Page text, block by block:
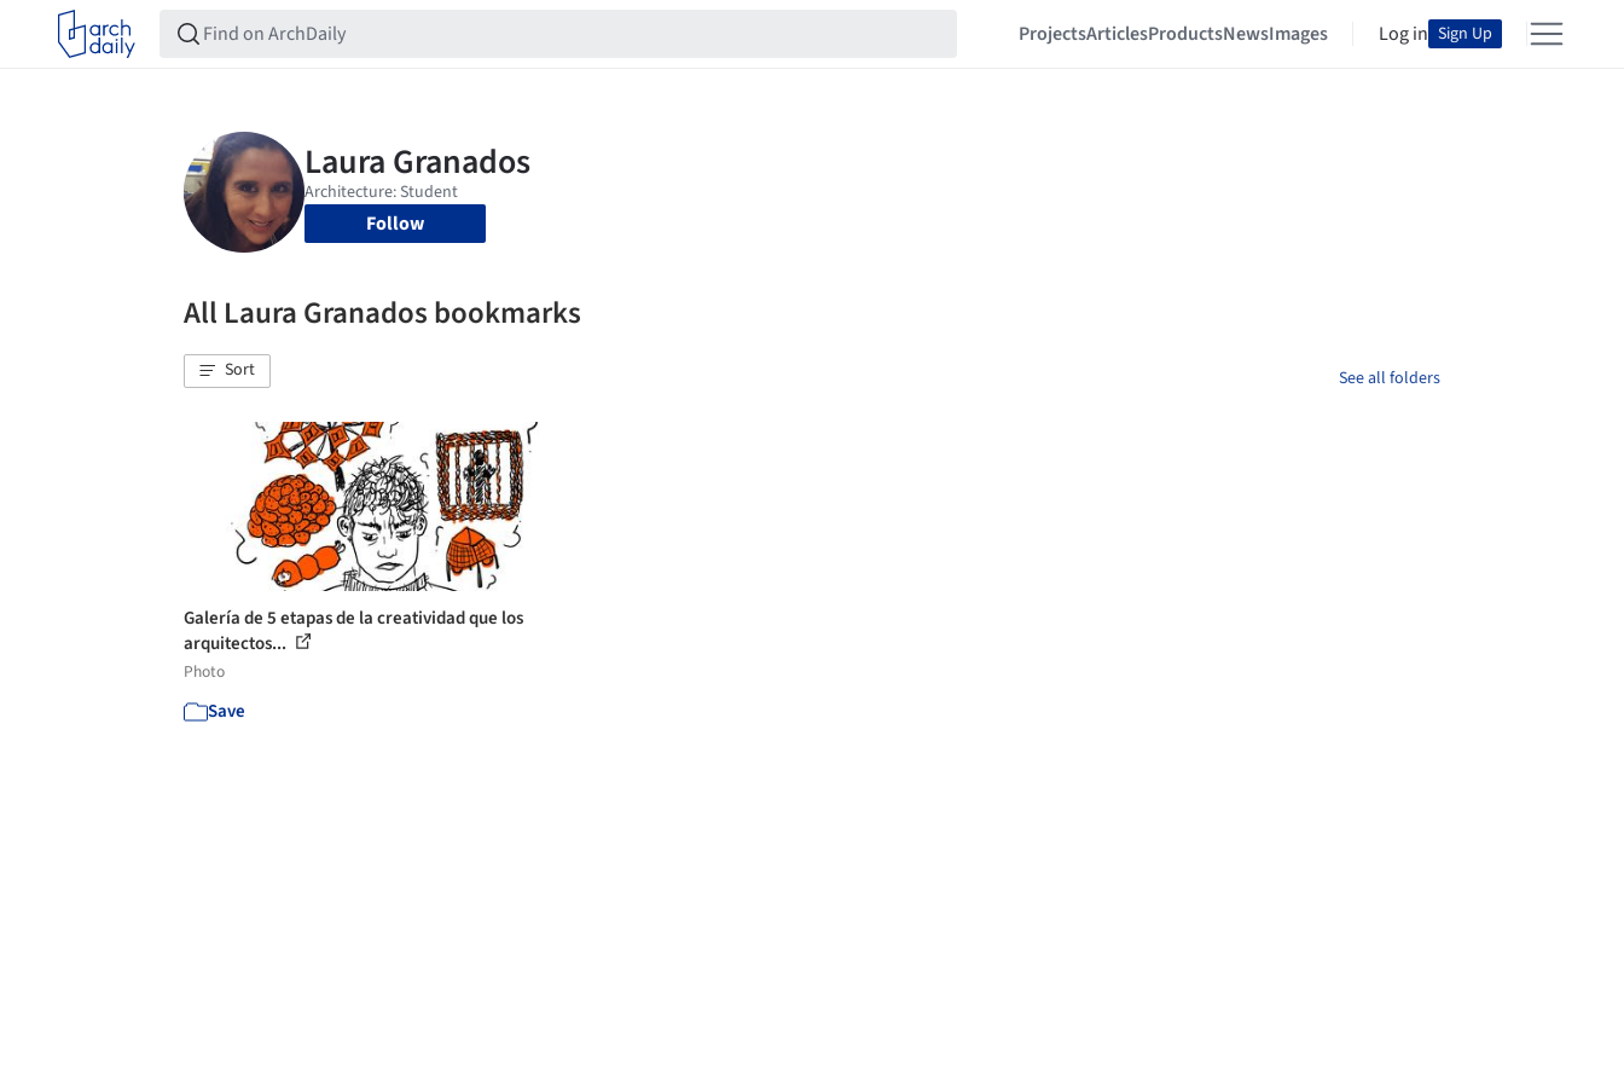
ProjectsArticlesProductsNewsImages Log in Sign Up
Follow
All Laura Granados bookmarks
Sort See all folders
Galería de 5 etapas de la creatividad que los
arquitectos...
Photo
Save